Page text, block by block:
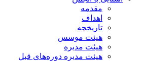
مقدمه
اهداف
تاریخچه
هیئت موسس
هیئت مدیره
هیئت مدیره دوره‌های قبل